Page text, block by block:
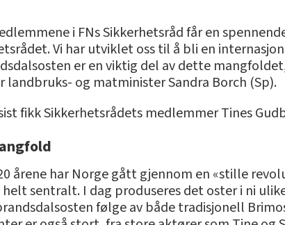
i FNs Sikkerhetsråd får en
Vi har utviklet oss til å bli en
er en viktig del av dette
landbruks- og matminister Sandra Borch (Sp).
fikk Sikkerhetsrådets medlemmer Tines
årene har Norge gått gjennom en «stille
sentralt. I dag produseres det oster i ni
følge av både tradisjonell